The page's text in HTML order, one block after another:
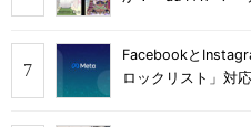
Facebookと
ロックリスト」対